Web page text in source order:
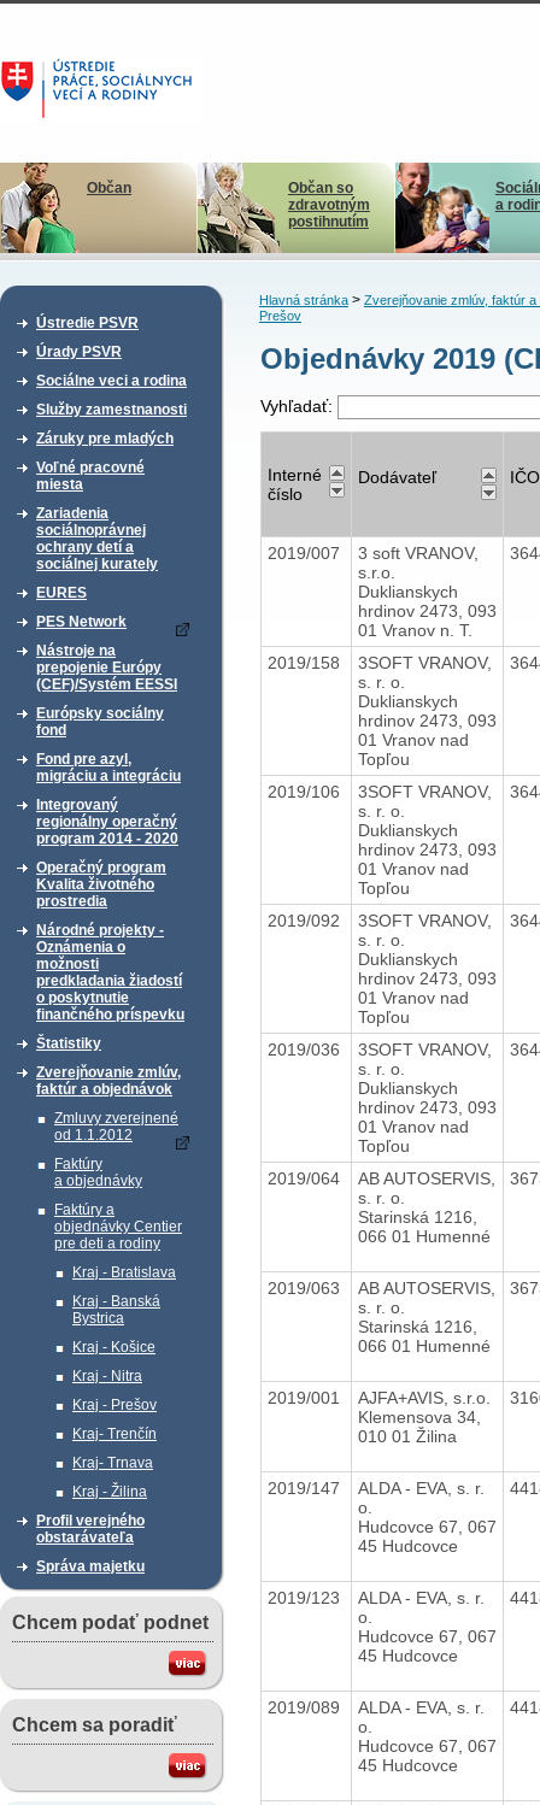
Občan
Občan so
zdravotným
postihnutím
a
Ústredie PSVR
Úrady PSVR
Sociálne veci a rodina
Služby zamestnanosti
Záruky pre mladých
Voľné pracovné
miesta
Zariadenia
sociálnoprávnej
ochrany detí a
sociálnej kurately
EURES
PES Network
Nástroje na
prepojenie Európy
(CEF)/Systém EESSI
Európsky sociálny
fond
Fond pre azyl,
migráciu a integráciu
Integrovaný
regionálny operačný
program 2014 - 2020
Operačný program
Kvalita životného
prostredia
Národné projekty -
Oznámenia o
možnosti
predkladania žiadostí
o poskytnutie
finančného príspevku
Štatistiky
Zverejňovanie zmlúv,
faktúr a objednávok
Zmluvy zverejnené
od 1.1.2012
Faktúry
a objednávky
Faktúry a
objednávky Centier
pre deti a rodiny
Kraj - Bratislava
Kraj - Banská
Bystrica
Kraj - Košice
Kraj - Nitra
Kraj - Prešov
Kraj- Trenčín
Kraj- Trnava
Kraj - Žilina
Profil verejného
obstarávateľa
Správa majetku
Chcem podať podnet
Chcem sa poradiť
Hlavná stránka> Zverejňovanie zmlúv, faktúr a
Prešov
Objednávky 2019
Vyhľadať:
Interné
číslo
Dodávateľ IČO
2019/007
3 soft VRANOV,
s.r.o.
Duklianskych
hrdinov 2473, 093
01 Vranov n. T.
2019/158
3SOFT VRANOV,
s. r. o.
Duklianskych
hrdinov 2473, 093
01 Vranov nad
Topľou
2019/106
3SOFT VRANOV,
s. r. o.
Duklianskych
hrdinov 2473, 093
01 Vranov nad
Topľou
2019/092
3SOFT VRANOV,
s. r. o.
Duklianskych
hrdinov 2473, 093
01 Vranov nad
Topľou
2019/036
3SOFT VRANOV,
s. r. o.
Duklianskych
hrdinov 2473, 093
01 Vranov nad
Topľou
2019/064
AB AUTOSERVIS,
s. r. o.
Starinská 1216,
066 01 Humenné
2019/063
AB AUTOSERVIS,
s. r. o.
Starinská 1216,
066 01 Humenné
2019/001
AJFA+AVIS, s.r.o.
Klemensova 34,
010 01 Žilina
2019/147
ALDA - EVA, s. r.
o.
Hudcovce 67, 067
45 Hudcovce
2019/123
ALDA - EVA, s. r.
o.
Hudcovce 67, 067
45 Hudcovce
2019/089
ALDA - EVA, s. r.
o.
Hudcovce 67, 067
45 Hudcovce